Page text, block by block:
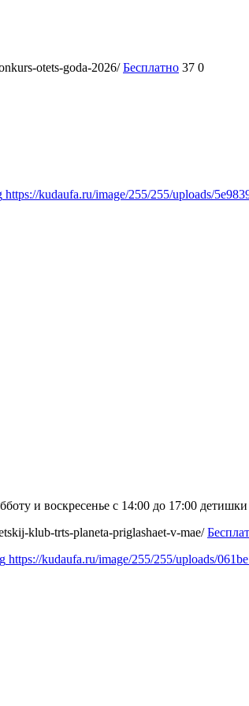
otets-goda-2026/ Бесплатно 37 0
https://kudaufa.ru/image/255/255/uploads/
и воскресенье с 14:00 до 17:00
klub-trts-planeta-priglashaet-v-mae/
https://kudaufa.ru/image/255/255/uploads/